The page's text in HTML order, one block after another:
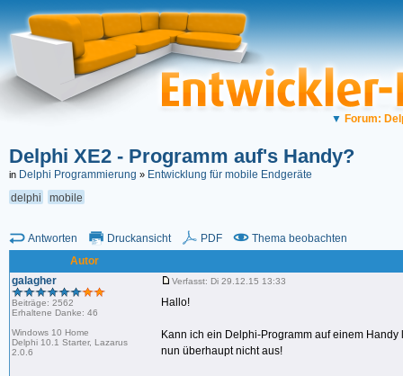
▼ Forum:
Delphi XE2 - Programm auf's Handy?
in Delphi Programmierung » Entwicklung für mobile Endgeräte
delphi
mobile
Antworten Druckansicht PDF
Thema beobachten
Autor
galagher
Beiträge: 2562
Erhaltene Danke: 46
Windows 10 Home
Delphi 10.1 Starter, Lazarus
2.0.6
Verfasst: Di 29.12.15 13:33
Hallo!
Kann ich ein Delphi-Programm auf einem
nun überhaupt nicht aus!